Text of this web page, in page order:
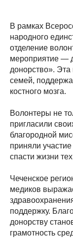
В рамках
народного
отделение
мероприятие —
донорство».
семей,
костного мозга.
Волонтеры не
пригласили
благородной
приняли
спасти жизни
Чеченское
медиков
поддержку.
донорству
грамотность